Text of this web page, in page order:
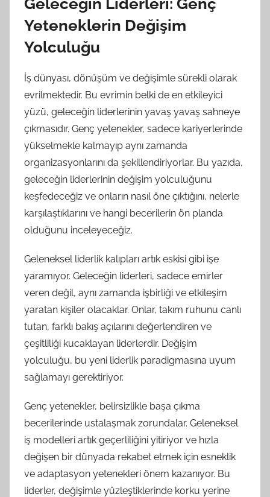
Geleceğin Liderleri: Genç
Yeteneklerin Değişim
Yolculuğu
İş dünyası, dönüşüm ve değişimle sürekli olarak
evrilmektedir. Bu evrimin belki de en etkileyici
yüzü, geleceğin liderlerinin yavaş yavaş sahneye
çıkmasıdır. Genç yetenekler, sadece kariyerlerinde
yükselmekle kalmayıp aynı zamanda
organizasyonlarını da şekillendiriyorlar. Bu yazıda,
geleceğin liderlerinin değişim yolculuğunu
keşfedeceğiz ve onların nasıl öne çıktığını, nelerle
karşılaştıklarını ve hangi becerilerin ön planda
olduğunu inceleyeceğiz.
Geleneksel liderlik kalıpları artık eskisi gibi işe
yaramıyor. Geleceğin liderleri, sadece emirler
veren değil, aynı zamanda işbirliği ve etkileşim
yaratan kişiler olacaklar. Onlar, takım ruhunu canlı
tutan, farklı bakış açılarını değerlendiren ve
çeşitliliği kucaklayan liderlerdir. Değişim
yolculuğu, bu yeni liderlik paradigmasına uyum
sağlamayı gerektiriyor.
Genç yetenekler, belirsizlikle başa çıkma
becerilerinde ustalaşmak zorundalar. Geleneksel
iş modelleri artık geçerliliğini yitiriyor ve hızla
değişen bir dünyada rekabet etmek için esneklik
ve adaptasyon yetenekleri önem kazanıyor. Bu
liderler, değişimle yüzleştiklerinde korku yerine